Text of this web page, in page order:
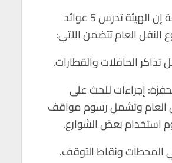
وقالت الصحيفة إن الهيئة تدرس 5 عوائد
النقل العام تتضمن الآتي:
تذاكر الحافلات والقطارات.
إجراءات للحث على
العام وتشمل رسوم مواقف
استخدام بعض الشوارع.
المحطات ونقاط التوقف.